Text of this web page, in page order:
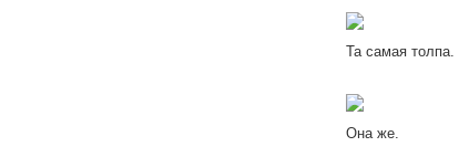
Та самая толпа.
Она же.